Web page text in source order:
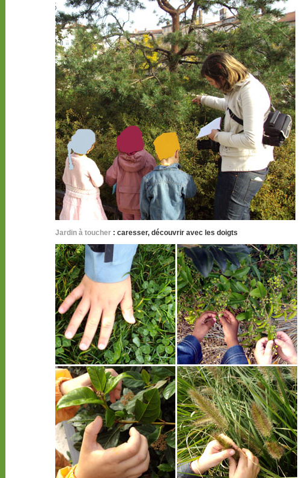
Jardin à toucher : caresser, découvrir avec les doigts